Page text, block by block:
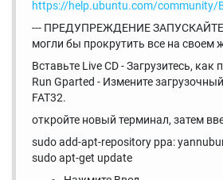
https://help.ubuntu.com/community/
--- ПРЕДУПРЕЖДЕНИЕ
могли бы прокрутить все на своем
Вставьте Live CD - Загрузитесь, как
Run Gparted - Измените
FAT32.
откройте новый терминал, затем
sudo add-apt-repository ppa:
sudo apt-get update